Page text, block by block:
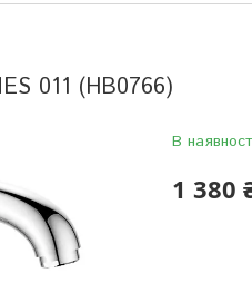
011 (HB0766)
В
1 380